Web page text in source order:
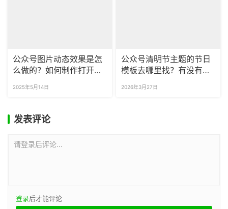
公众号图片动态效果是怎
么做的？如何制作打开红
2025年5月14日
公众号清明节主题的节日
模板去哪里找？有没有可
2026年3月27日
发表评论
请登录后评论...
登录后才能评论